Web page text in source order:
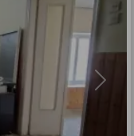
Next